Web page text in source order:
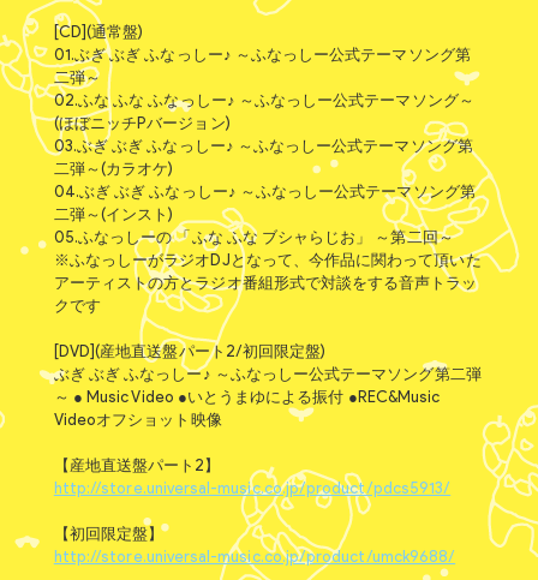
[CD](通常盤)
01.ぶぎ ぶぎ ふなっしー♪ ～ふなっしー公式テーマソング第
二弾～
02.ふな ふな ふなっしー♪ ～ふなっしー公式テーマソング～
(ほぼニッチPバージョン)
03.ぶぎ ぶぎ ふなっしー♪ ～ふなっしー公式テーマソング第
二弾～(カラオケ)
04.ぶぎ ぶぎ ふなっしー♪ ～ふなっしー公式テーマソング第
二弾～(インスト)
05.ふなっしーの 「ふな ふな ブシャらじお」 ～第二回～
※ふなっしーがラジオDJとなって、今作品に関わって頂いた
アーティストの方とラジオ番組形式で対談をする音声トラッ
クです
[DVD](産地直送盤パート2/初回限定盤)
ぶぎ ぶぎ ふなっしー♪ ～ふなっしー公式テーマソング第二弾
～ ● Music Video ●いとうまゆによる振付 ●REC&Music
Videoオフショット映像
【産地直送盤パート2】
http://store.universal-music.co.jp/product/pdcs5913/
【初回限定盤】
http://store.universal-music.co.jp/product/umck9688/